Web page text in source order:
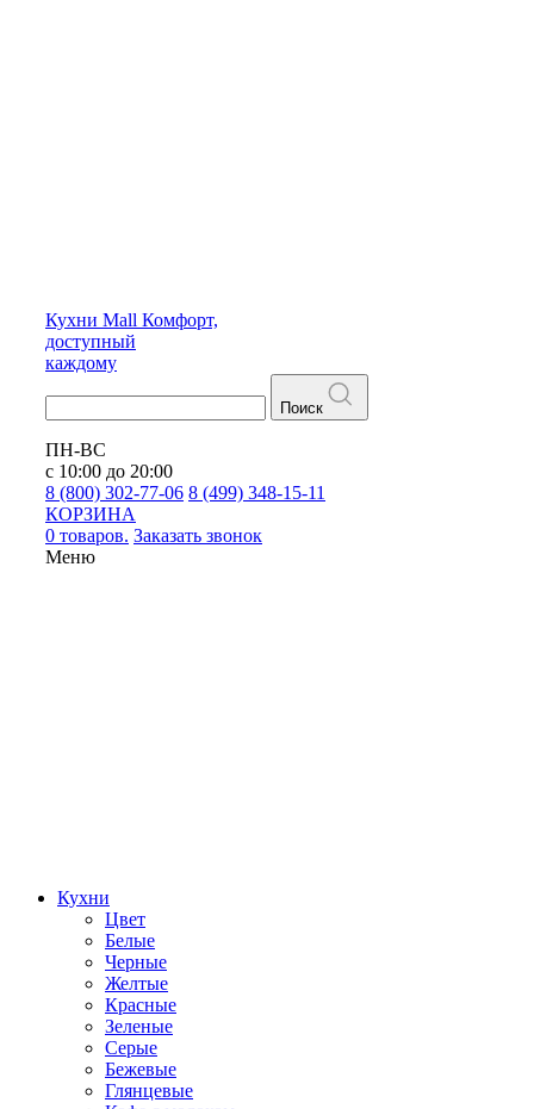
Кухни Mall Комфорт,
доступный
каждому
Поиск
ПН-ВС
с 10:00 до 20:00
8 (800) 302-77-06 8 (499) 348-15-11
КОРЗИНА
0 товаров. Заказать звонок
Меню
Кухни
Цвет
Белые
Черные
Желтые
Красные
Зеленые
Серые
Бежевые
Глянцевые